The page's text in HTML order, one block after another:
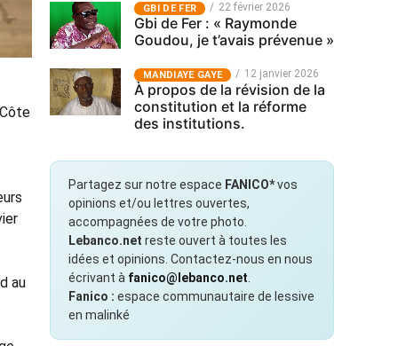
au
GBI DE FER 22 février 2026
Gbi de Fer : « Raymonde
Goudou, je t’avais prévenue »
MANDIAYE GAYE 12 janvier 2026
À propos de la révision de la
constitution et la réforme
des institutions.
Partagez sur notre espace FANICO*vos
opinions et/ou lettres ouvertes,
accompagnées de votre photo.
Lebanco.net reste ouvert à toutes les
idées et opinions. Contactez-nous en nous
écrivant à fanico@lebanco.net
Fanico : espace communautaire de lessive
en malinké